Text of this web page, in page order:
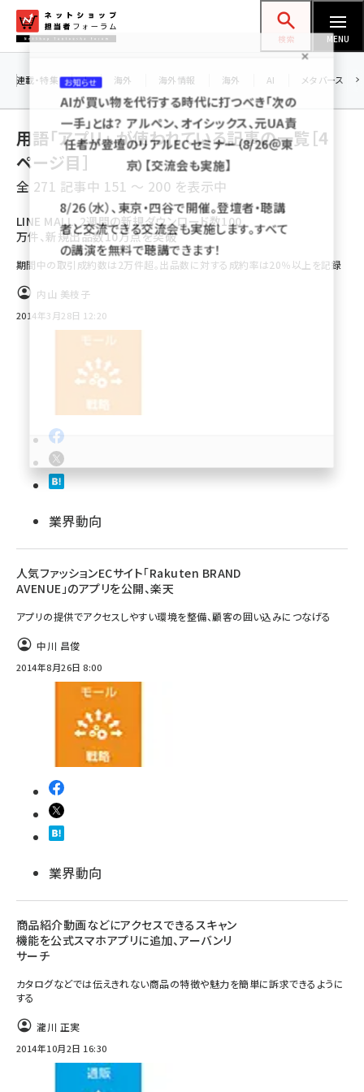
ン
ネットショップ担当者フォーラム
検索 MENU
amazon (2243)
yahoo (1898)
楽天 (1869)
ecbeing (1205)
アスクル (1115)
base (1070)
ビィ・フォアード (772)
連載・特集 | 海外 海外情報 海外 AI メタバース
用語「アプリ」 が使われている記事の一覧［4
ページ目］
全 271 記事中 151 ～ 200 を表示中
LINE MALL、2週間の新規ダウンロード数100
万件、新規出品数10万点を突破
期間中の取引成約数は2万件超。出品数に対する成約率は20％以上を記録
内山 美枝子
2014年3月28日 12:20
業界動向
人気ファッションECサイト「Rakuten BRAND
AVENUE」のアプリを公開、楽天
アプリの提供でアクセスしやすい環境を整備、顧客の囲い込みにつなげる
中川 昌俊
2014年8月26日 8:00
業界動向
商品紹介動画などにアクセスできるスキャン
機能を公式スマホアプリに追加、アーバンリ
サーチ
カタログなどでは伝えきれない商品の特徴や魅力を簡単に訴求できるように
する
瀧川 正実
2014年10月2日 16:30
AIが買い物を代行する時代に打つべき「次の
一手」とは？ アルペン、オイシックス、元UA責
任者が登壇のリアルECセミナー（8/26＠東
京）【交流会も実施】
8/26（水）、東京・四谷で開催。登壇者・聴講
者と交流できる交流会も実施します。すべて
の講演を無料で聴講できます！